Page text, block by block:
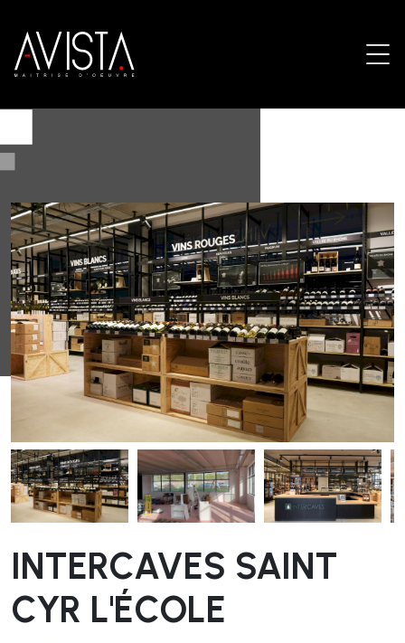
INTERCAVES SAINT
CYR L'ÉCOLE